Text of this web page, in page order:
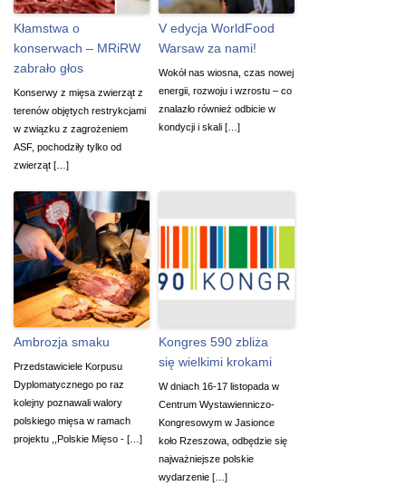
Kłamstwa o
konserwach – MRiRW
zabrało głos
Konserwy z mięsa zwierząt z
terenów objętych restrykcjami
w związku z zagrożeniem
ASF, pochodziły tylko od
zwierząt […]
V edycja WorldFood
Warsaw za nami!
Wokół nas wiosna, czas nowej
energii, rozwoju i wzrostu – co
znalazło również odbicie w
kondycji i skali […]
Ambrozja smaku
Przedstawiciele Korpusu
Dyplomatycznego po raz
kolejny poznawali walory
polskiego mięsa w ramach
projektu ,,Polskie Mięso - […]
Kongres 590 zbliża
się wielkimi krokami
W dniach 16-17 listopada w
Centrum Wystawienniczo-
Kongresowym w Jasionce
koło Rzeszowa, odbędzie się
najważniejsze polskie
wydarzenie […]